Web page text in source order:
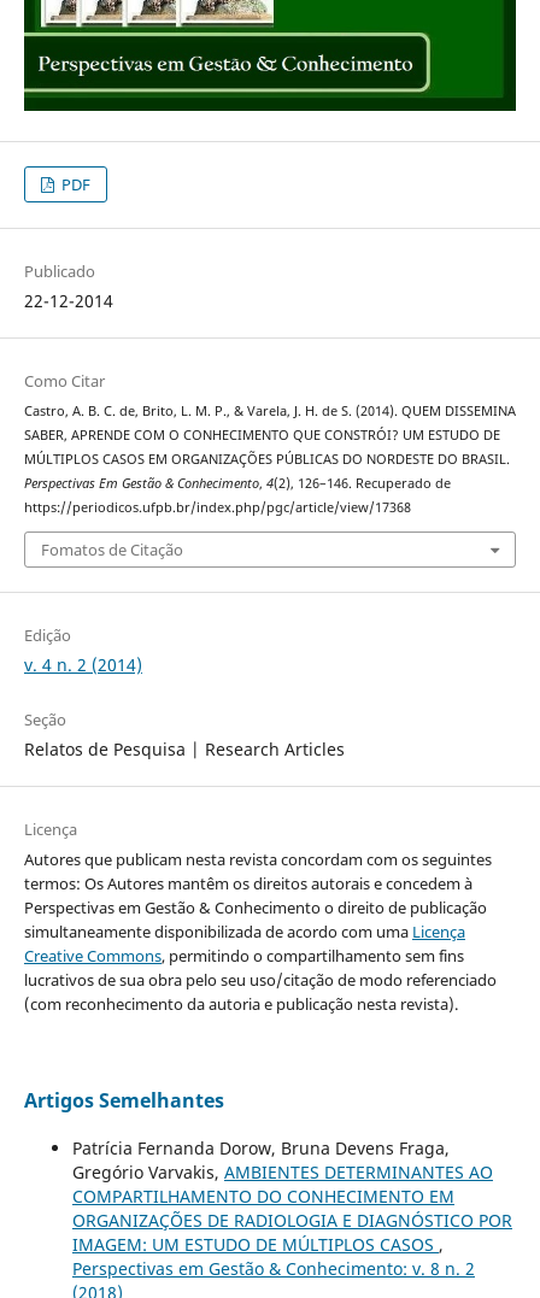
PDF
Publicado
22-12-2014
Como Citar
Castro, A. B. C. de, Brito, L. M. P., & Varela, J. H. de S. (2014). QUEM DISSEMINA
SABER, APRENDE COM O CONHECIMENTO QUE CONSTRÓI? UM ESTUDO DE
MÚLTIPLOS CASOS EM ORGANIZAÇÕES PÚBLICAS DO NORDESTE DO BRASIL.
Perspectivas Em Gestão & Conhecimento, 4(2), 126–146. Recuperado de
https://periodicos.ufpb.br/index.php/pgc/article/view/17368
Fomatos de Citação
Edição
v. 4 n. 2 (2014)
Seção
Relatos de Pesquisa | Research Articles
Licença
Autores que publicam nesta revista concordam com os seguintes
termos: Os Autores mantêm os direitos autorais e concedem à
Perspectivas em Gestão & Conhecimento o direito de publicação
simultaneamente disponibilizada de acordo com uma Licença
Creative Commons, permitindo o compartilhamento sem fins
lucrativos de sua obra pelo seu uso/citação de modo referenciado
(com reconhecimento da autoria e publicação nesta revista).
Artigos Semelhantes
Patrícia Fernanda Dorow, Bruna Devens Fraga,
Gregório Varvakis, AMBIENTES DETERMINANTES AO
COMPARTILHAMENTO DO CONHECIMENTO EM
ORGANIZAÇÕES DE RADIOLOGIA E DIAGNÓSTICO POR
IMAGEM: UM ESTUDO DE MÚLTIPLOS CASOS ,
Perspectivas em Gestão & Conhecimento: v. 8 n. 2
(2018)